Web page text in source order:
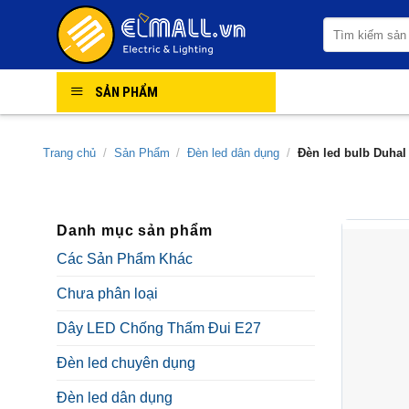
kiếm:
SẢN PHẨM
Trang chủ / Sản Phẩm / Đèn led dân dụng / Đèn led bulb Duhal
Danh mục sản phẩm
Các Sản Phẩm Khác
Chưa phân loại
Dây LED Chống Thấm Đui E27
Đèn led chuyên dụng
Đèn led dân dụng